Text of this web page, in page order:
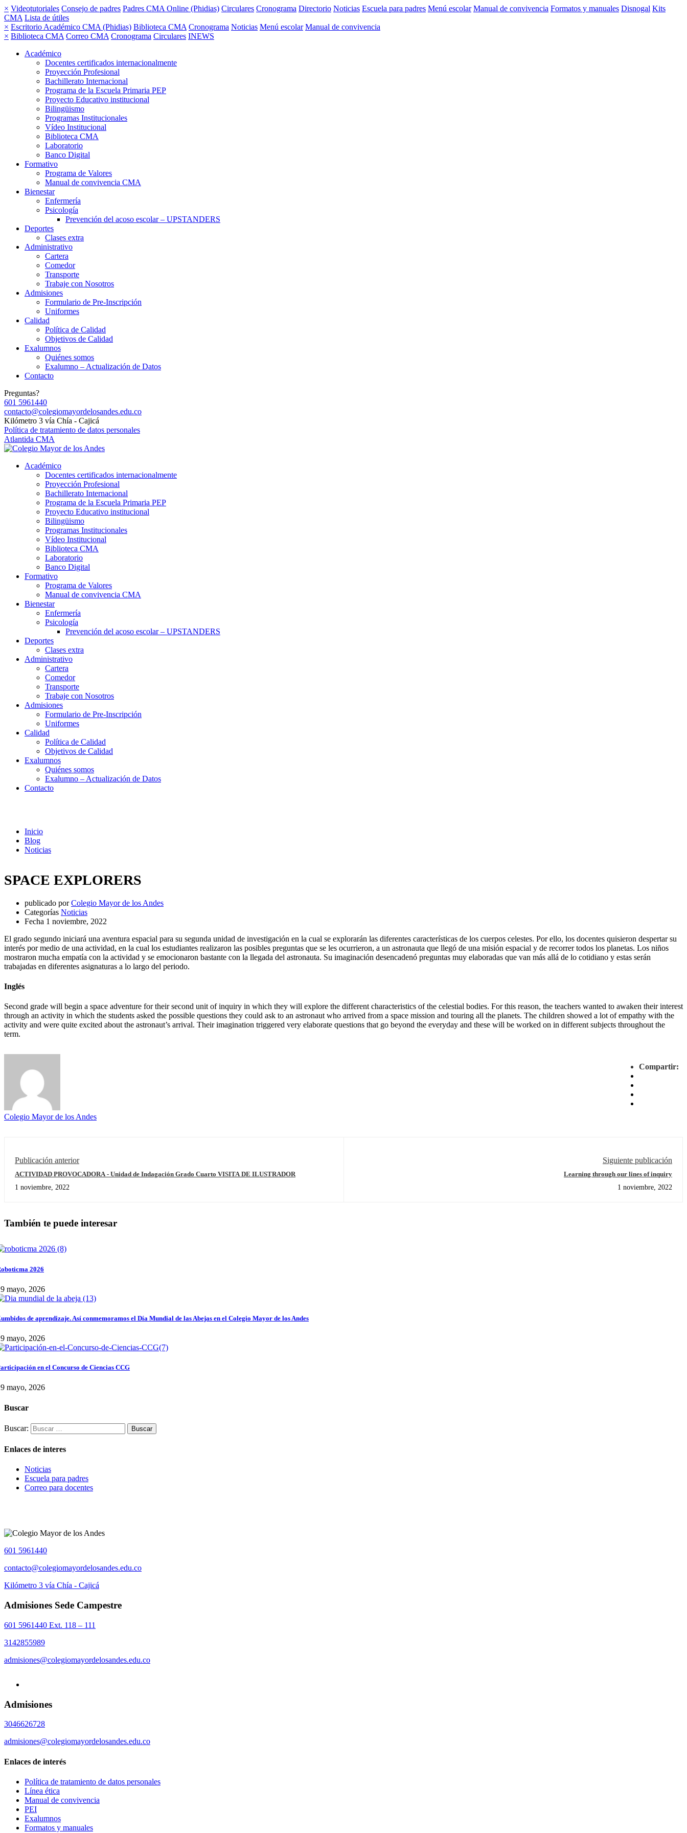
× Videotutoriales Consejo de padres Padres CMA Online (Phidias) Circulares Cronograma Directorio Noticias Escuela para padres Menú escolar Manual de convivencia Formatos y manuales Disnogal Kits
CMA Lista de útiles
× Escritorio Académico CMA (Phidias) Biblioteca CMA Cronograma Noticias Menú escolar Manual de convivencia
× Biblioteca CMA Correo CMA Cronograma Circulares INEWS
Académico
Docentes certificados internacionalmente
Proyección Profesional
Bachillerato Internacional
Programa de la Escuela Primaria PEP
Proyecto Educativo institucional
Bilingüismo
Programas Institucionales
Vídeo Institucional
Biblioteca CMA
Laboratorio
Banco Digital
Formativo
Programa de Valores
Manual de convivencia CMA
Bienestar
Enfermería
Psicología
Prevención del acoso escolar – UPSTANDERS
Deportes
Clases extra
Administrativo
Cartera
Comedor
Transporte
Trabaje con Nosotros
Admisiones
Formulario de Pre-Inscripción
Uniformes
Calidad
Política de Calidad
Objetivos de Calidad
Exalumnos
Quiénes somos
Exalumno – Actualización de Datos
Contacto
Preguntas?
601 5961440
contacto@colegiomayordelosandes.edu.co
Kilómetro 3 vía Chía - Cajicá
Política de tratamiento de datos personales
Atlantida CMA
Académico
Docentes certificados internacionalmente
Proyección Profesional
Bachillerato Internacional
Programa de la Escuela Primaria PEP
Proyecto Educativo institucional
Bilingüismo
Programas Institucionales
Vídeo Institucional
Biblioteca CMA
Laboratorio
Banco Digital
Formativo
Programa de Valores
Manual de convivencia CMA
Bienestar
Enfermería
Psicología
Prevención del acoso escolar – UPSTANDERS
Deportes
Clases extra
Administrativo
Cartera
Comedor
Transporte
Trabaje con Nosotros
Admisiones
Formulario de Pre-Inscripción
Uniformes
Calidad
Política de Calidad
Objetivos de Calidad
Exalumnos
Quiénes somos
Exalumno – Actualización de Datos
Contacto
Inicio
Blog
Noticias
SPACE EXPLORERS
publicado por Colegio Mayor de los Andes
Categorías Noticias
Fecha 1 noviembre, 2022
El grado segundo iniciará una aventura espacial para su segunda unidad de investigación en la cual se explorarán las diferentes características de los cuerpos celestes. Por ello, los docentes quisieron despertar su
interés por medio de una actividad, en la cual los estudiantes realizaron las posibles preguntas que se les ocurrieron, a un astronauta que llegó de una misión espacial y de recorrer todos los planetas. Los niños
mostraron mucha empatía con la actividad y se emocionaron bastante con la llegada del astronauta. Su imaginación desencadenó preguntas muy elaboradas que van más allá de lo cotidiano y estas serán
trabajadas en diferentes asignaturas a lo largo del periodo.
Inglés
Second grade will begin a space adventure for their second unit of inquiry in which they will explore the different characteristics of the celestial bodies. For this reason, the teachers wanted to awaken their interest
through an activity in which the students asked the possible questions they could ask to an astronaut who arrived from a space mission and touring all the planets. The children showed a lot of empathy with the
activity and were quite excited about the astronaut’s arrival. Their imagination triggered very elaborate questions that go beyond the everyday and these will be worked on in different subjects throughout the
term.
Compartir:
Colegio Mayor de los Andes
Publicación anterior
ACTIVIDAD PROVOCADORA - Unidad de Indagación Grado Cuarto VISITA DE ILUSTRADOR
1 noviembre, 2022
Siguiente publicación
Learning through our lines of inquiry
1 noviembre, 2022
También te puede interesar
2026
mayo, 2026
de aprendizaje. Así conmemoramos el Día Mundial de las Abejas en el Colegio Mayor de los Andes
mayo, 2026
en el Concurso de Ciencias CCG
mayo, 2026
Buscar
Buscar:
Enlaces de interes
Noticias
Escuela para padres
Correo para docentes
601 5961440
contacto@colegiomayordelosandes.edu.co
Kilómetro 3 vía Chía - Cajicá
Admisiones Sede Campestre
601 5961440 Ext. 118 – 111
3142855989
admisiones@colegiomayordelosandes.edu.co
Admisiones
3046626728
admisiones@colegiomayordelosandes.edu.co
Enlaces de interés
Política de tratamiento de datos personales
Línea ética
Manual de convivencia
PEI
Exalumnos
Formatos y manuales